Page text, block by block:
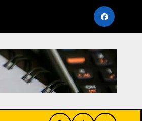
2025 (AFP y SUNAT)